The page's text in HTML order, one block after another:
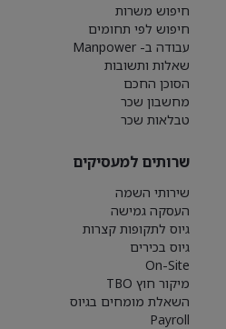
חיפוש משרות
חיפוש לפי תחומים
עבודה ב- Manpower
שאלות ותשובות
הסוכן החכם
מחשבון שכר
טבלאות שכר
שרותים למעסיקים
שירותי השמה
העסקה גמישה
גיוס לתקופות קצרות
גיוס בכירים
On-Site
מיקור חוץ TBO
השאלת מומחים בגיוס
Payroll